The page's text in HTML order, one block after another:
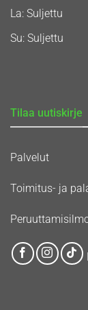
La: Suljettu
Su: Suljettu
Tilaa uutiskirje
Palvelut
Toimitus- ja